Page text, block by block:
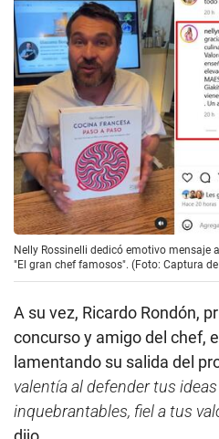
Nelly Rossinelli dedicó emotivo mensaje
"El gran chef famosos". (Foto: Captura de
A su vez, Ricardo Rondón,
concurso y amigo del chef,
lamentando su salida del
valentía al defender tus
inquebrantables, fiel a tus